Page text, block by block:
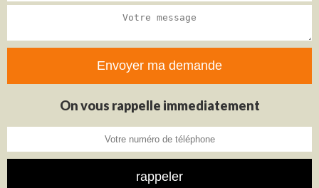
On vous rappelle immediatement